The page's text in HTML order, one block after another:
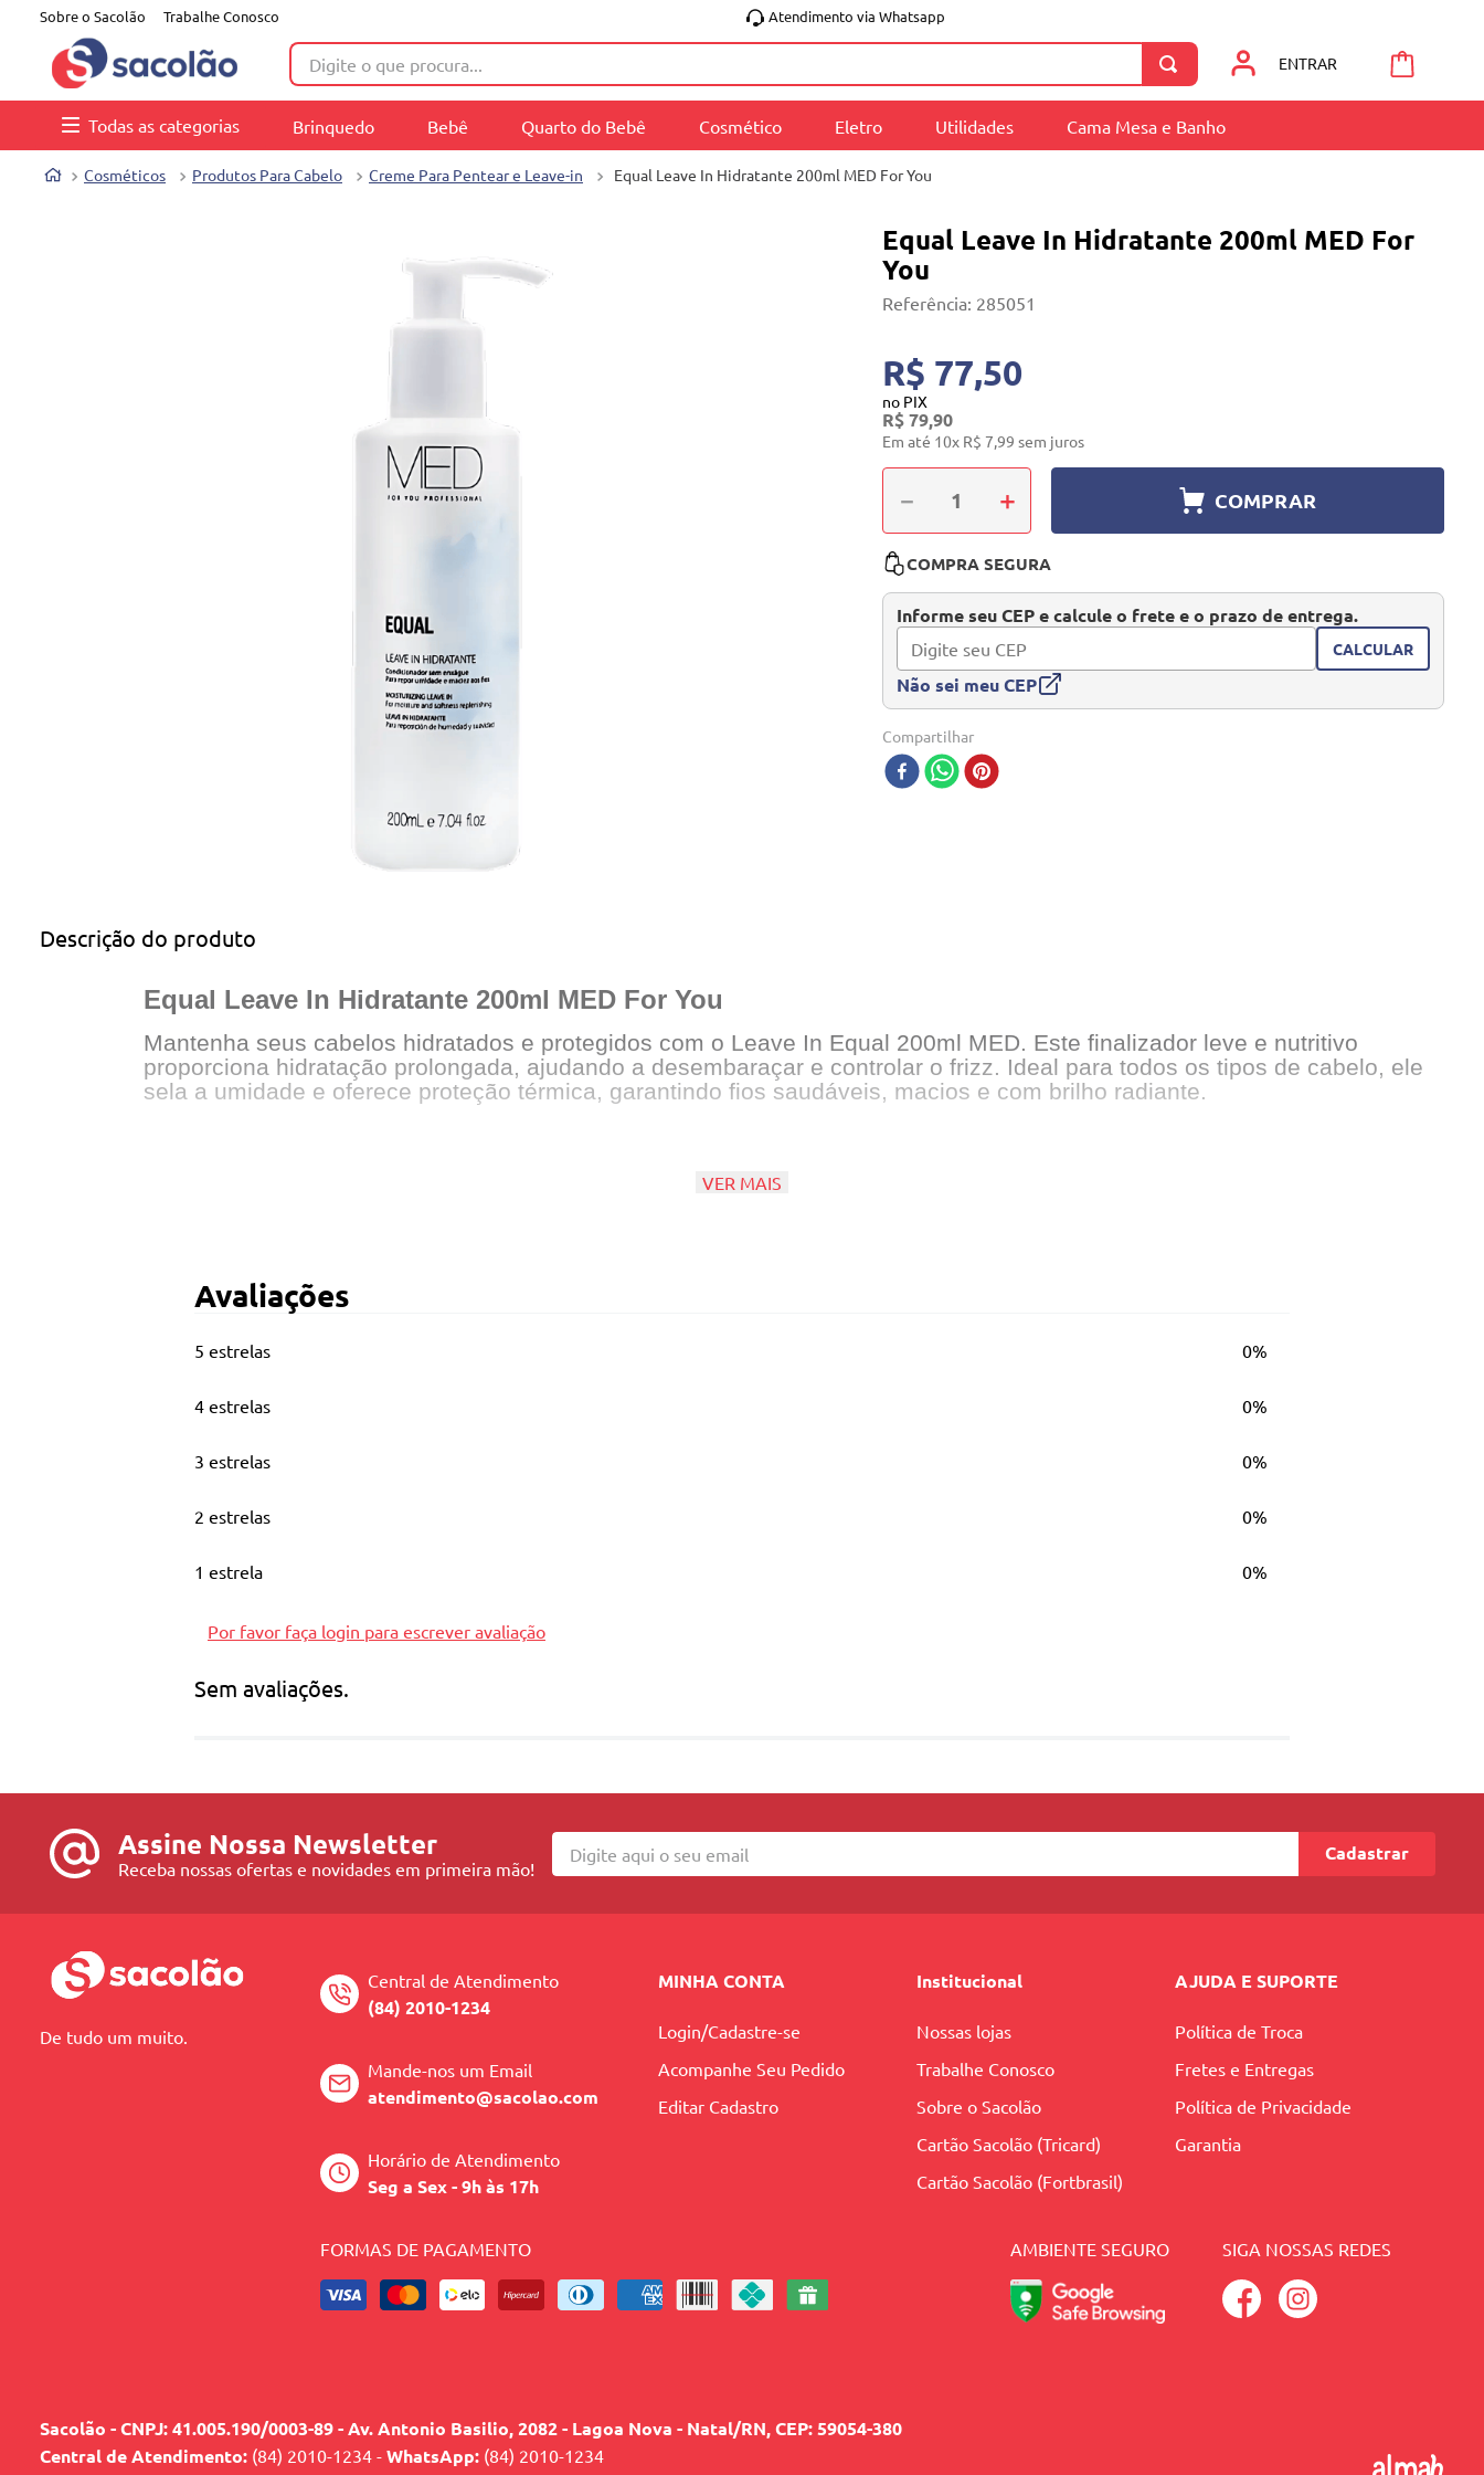
Sobre o Sacolão Trabalhe Conosco Atendimento via Whatsapp
Digite o que procura...
ENTRAR
Todas as categorias Brinquedo Bebê Quarto do Bebê Cosmético Eletro Utilidades Cama Mesa e Banho
Cosméticos Produtos Para Cabelo Creme Para Pentear e Leave-in Equal Leave In Hidratante 200ml MED For You
Equal Leave In Hidratante 200ml MED For
You
Referência: 285051
R$ 77,50
no PIX
R$79,90
Em até 10x R$ 7,99 sem juros
＋
－ COMPRAR
COMPRA SEGURA
Informe seu CEP e calcule o frete e o prazo de entrega.
CALCULAR
Não sei meu CEP
Compartilhar
Descrição do produto
Equal Leave In Hidratante 200ml MED For You
Mantenha seus cabelos hidratados e protegidos com o Leave In Equal 200ml MED. Este finalizador leve e nutritivo
proporciona hidratação prolongada, ajudando a desembaraçar e controlar o frizz. Ideal para todos os tipos de cabelo, ele
sela a umidade e oferece proteção térmica, garantindo fios saudáveis, macios e com brilho radiante.
Condicionador sem enxágue
Não testado em animais
VER MAIS
Avaliações
5 estrelas 0%
4 estrelas 0%
3 estrelas 0%
2 estrelas 0%
1 estrela 0%
Por favor faça login para escrever avaliação
Sem avaliações.
Assine Nossa Newsletter
Receba nossas ofertas e novidades em primeira mão!
Cadastrar
De tudo um muito.
Central de Atendimento
(84) 2010-1234
Mande-nos um Email
atendimento@sacolao.com
Horário de Atendimento
Seg a Sex - 9h às 17h
MINHA CONTA
Login/Cadastre-se
Acompanhe Seu Pedido
Editar Cadastro
Institucional
Nossas lojas
Trabalhe Conosco
Sobre o Sacolão
Cartão Sacolão (Tricard)
Cartão Sacolão (Fortbrasil)
AJUDA E SUPORTE
Política de Troca
Fretes e Entregas
Política de Privacidade
Garantia
FORMAS DE PAGAMENTO AMBIENTE SEGURO SIGA NOSSAS REDES
Sacolão - CNPJ: 41.005.190/0003-89 - Av. Antonio Basilio, 2082 - Lagoa Nova - Natal/RN, CEP: 59054-380
Central de Atendimento: (84) 2010-1234 - WhatsApp: (84) 2010-1234